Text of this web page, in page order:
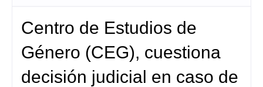
Centro de Estudios de
Género (CEG), cuestiona
decisión judicial en caso de